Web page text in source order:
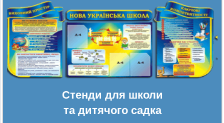
Стенди для школи
та дитячого садка